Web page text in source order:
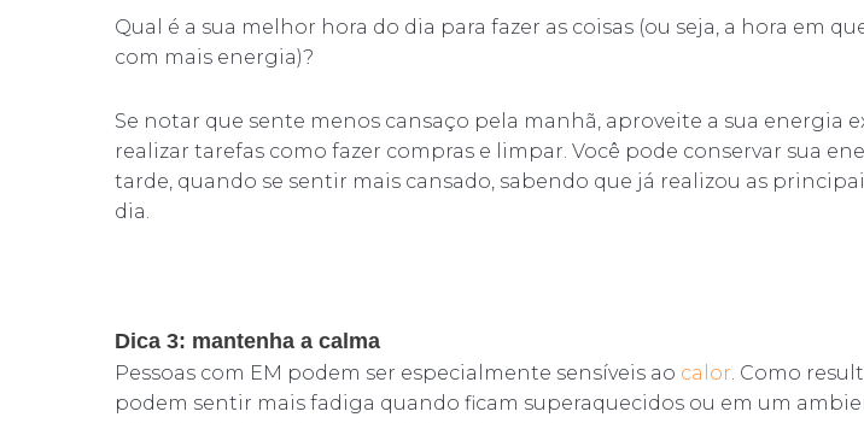
Qual é a sua melhor hora do dia para fazer as coisas (ou seja, a hora em
com mais energia)?
Se notar que sente menos cansaço pela manhã, aproveite a sua energia
realizar tarefas como fazer compras e limpar. Você pode conservar sua
tarde, quando se sentir mais cansado, sabendo que já realizou as
dia.
Dica 3: mantenha a calma
Pessoas com EM podem ser especialmente sensíveis ao calor. Como
podem sentir mais fadiga quando ficam superaquecidos ou em um